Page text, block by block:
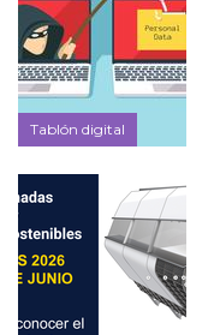
Tablón digital